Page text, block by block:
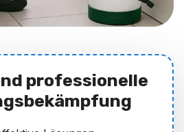
professionelle